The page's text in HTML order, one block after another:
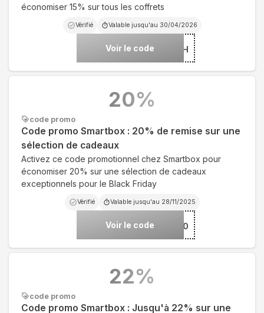
économiser 15% sur tous les coffrets
Vérifié Valable jusqu'au 30/04/2026
Voir le code***51PQH
code promo
Code promo Smartbox : 20% de remise sur une
sélection de cadeaux
Activez ce code promotionnel chez Smartbox pour
économiser 20% sur une sélection de cadeaux
exceptionnels pour le Black Friday
Vérifié Valable jusqu'au 28/11/2025
Voir le code
***ERBLACK20
20%
code promo
Code promo Smartbox : Jusqu'à 22% sur une
22%